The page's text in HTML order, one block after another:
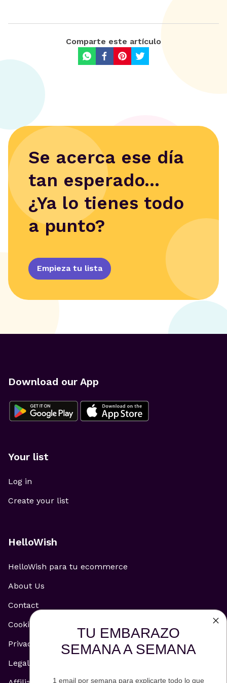
Comparte este artículo
Se acerca ese día
tan esperado...
¿Ya lo tienes todo
a punto?
Empieza tu lista
Download our App
Your list
Log in
Create your list
HelloWish
HelloWish para tu ecommerce
About Us
Contact
Cookie Policy
Privacy Policy
Legal Notice
TU EMBARAZO
SEMANA A SEMANA
1 email por semana para explicarte todo lo que